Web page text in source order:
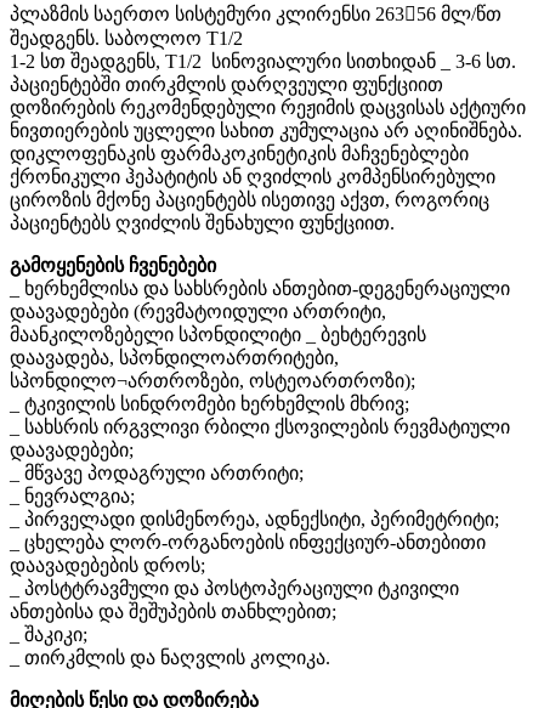
პლაზმის საერთო სისტემური კლირენსი 26356 მლ/წთ
შეადგენს. საბოლოო T1/2
1-2 სთ შეადგენს, T1/2 სინოვიალური სითხიდან _ 3-6 სთ.
პაციენტებში თირკმლის დარღვეული ფუნქციით
დოზირების რეკომენდებული რეჟიმის დაცვისას აქტიური
ნივთიერების უცლელი სახით კუმულაცია არ აღინიშნება.
დიკლოფენაკის ფარმაკოკინეტიკის მაჩვენებლები
ქრონიკული ჰეპატიტის ან ღვიძლის კომპენსირებული
ციროზის მქონე პაციენტებს ისეთივე აქვთ, როგორიც
პაციენტებს ღვიძლის შენახული ფუნქციით.
გამოყენების ჩვენებები
_ ხერხემლისა და სახსრების ანთებით-დეგენერაციული
დაავადებები (რევმატოიდული ართრიტი,
მაანკილოზებელი სპონდილიტი _ ბეხტერევის
დაავადება, სპონდილოართრიტები,
სპონდილო¬ართროზები, ოსტეოართროზი);
_ ტკივილის სინდრომები ხერხემლის მხრივ;
_ სახსრის ირგვლივი რბილი ქსოვილების რევმატიული
დაავადებები;
_ მწვავე პოდაგრული ართრიტი;
_ ნევრალგია;
_ პირველადი დისმენორეა, ადნექსიტი, პერიმეტრიტი;
_ ცხელება ლორ-ორგანოების ინფექციურ-ანთებითი
დაავადებების დროს;
_ პოსტტრავმული და პოსტოპერაციული ტკივილი
ანთებისა და შეშუპების თანხლებით;
_ შაკიკი;
_ თირკმლის და ნაღვლის კოლიკა.
მიღების წესი და დოზირება